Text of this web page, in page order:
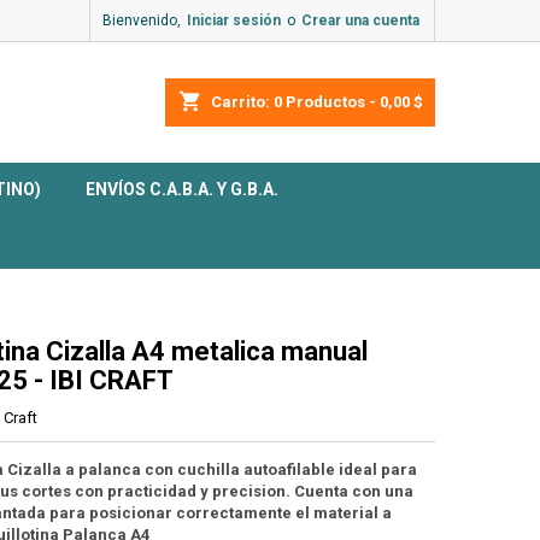
Bienvenido, Iniciar sesión o Crear una cuenta
shopping_cart Carrito: 0 Productos - 0,00 $
ENVÍOS C.A.B.A. Y G.B.A.
Cizalla A4 metalica manual
- IBI CRAFT
Craft
Cizalla a palanca con cuchilla autoafilable ideal para
cortes con practicidad y precision. Cuenta con una
para posicionar correctamente el material a
Palanca A4